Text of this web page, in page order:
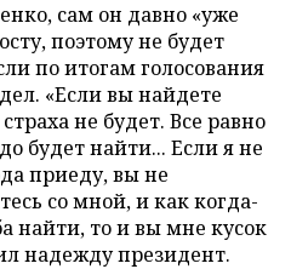
сам он давно «уже
поэтому не будет
по итогам голосования
«Если вы найдете
не будет. Все равно
будет найти... Если я не
приеду, вы не
со мной, и как когда-
найти, то и вы мне кусок
надежду президент.